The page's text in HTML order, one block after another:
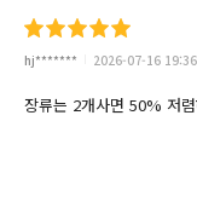
hj******* 2026-07-16
장류는 2개사면 50% 저